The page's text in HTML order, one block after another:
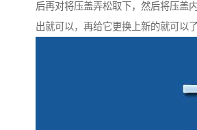
后再对将压盖弄松取下，然后将压盖
出就可以，再给它更换上新的就可以了